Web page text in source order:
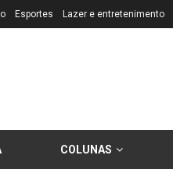
Esportes Lazer e entretenimento
COLUNAS